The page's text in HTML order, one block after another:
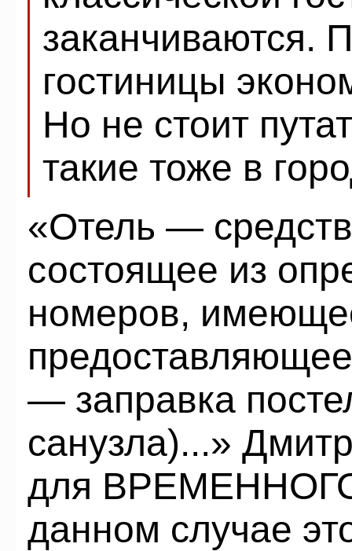
заканчиваются.
гостиницы
Но не стоит
такие тоже в
«Отель —
состоящее из
номеров,
— заправка
санузла)...»
для
данном случае